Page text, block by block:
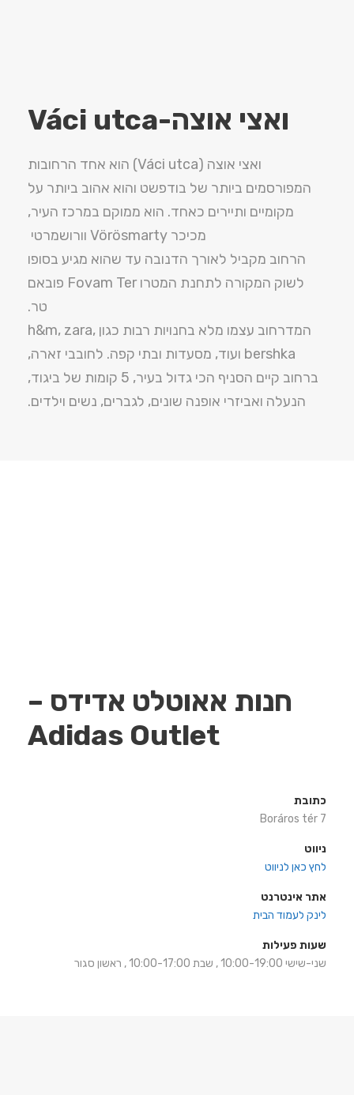
ואצי אוצה-Váci utca
ואצי אוצה (Váci utca) הוא אחד הרחובות
המפורסמים ביותר של בודפשט והוא אהוב ביותר על
מקומיים ותיירים כאחד. הוא ממוקם במרכז העיר,
מכיכר Vörösmarty וורושמרטי
הרחוב מקביל לאורך הדנובה עד שהוא מגיע בסופו
לשוק המקורה לתחנת המטרו Fovam Ter פובאם
טר.
המדרחוב עצמו מלא בחנויות רבות כגון h&m, zara,
bershka ועוד, מסעדות ובתי קפה. לחובבי זארה,
ברחוב קיים הסניף הכי גדול בעיר, 5 קומות של ביגוד,
הנעלה ואביזרי אופנה שונים, לגברים, נשים וילדים.
חנות אאוטלט אדידס –
Adidas Outlet
כתובת
Boráros tér 7
ניווט
לחץ כאן לניווט
אתר אינטרנט
לינק לעמוד הבית
שעות פעילות
שני-שישי 10:00-19:00 , שבת 10:00-17:00 , ראשון סגור